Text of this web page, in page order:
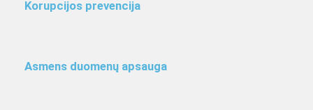
Korupcijos prevencija
Asmens duomenų apsauga